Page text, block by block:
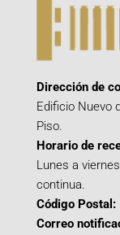
Dirección de
Edificio Nuevo
Piso.
Horario de
Lunes a
continua.
Código Postal:
Correo